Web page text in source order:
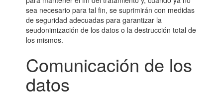
sea necesario para tal fin, se suprimirán con medidas
de seguridad adecuadas para garantizar la
seudonimización de los datos o la destrucción total de
los mismos.
Comunicación de los
datos